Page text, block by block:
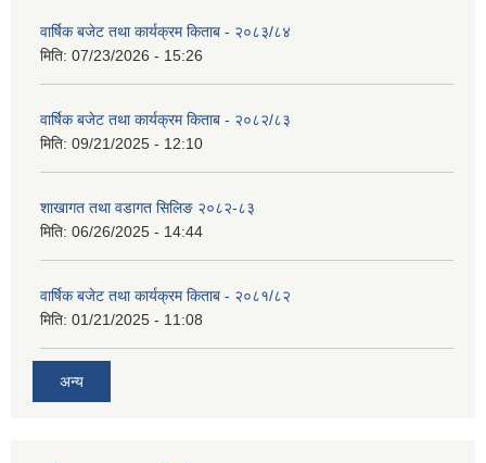
वार्षिक बजेट तथा कार्यक्रम किताब - २०८३/८४
मिति: 07/23/2026 - 15:26
वार्षिक बजेट तथा कार्यक्रम किताब - २०८२/८३
मिति: 09/21/2025 - 12:10
शाखागत तथा वडागत सिलिङ २०८२-८३
मिति: 06/26/2025 - 14:44
वार्षिक बजेट तथा कार्यक्रम किताब - २०८१/८२
मिति: 01/21/2025 - 11:08
अन्य